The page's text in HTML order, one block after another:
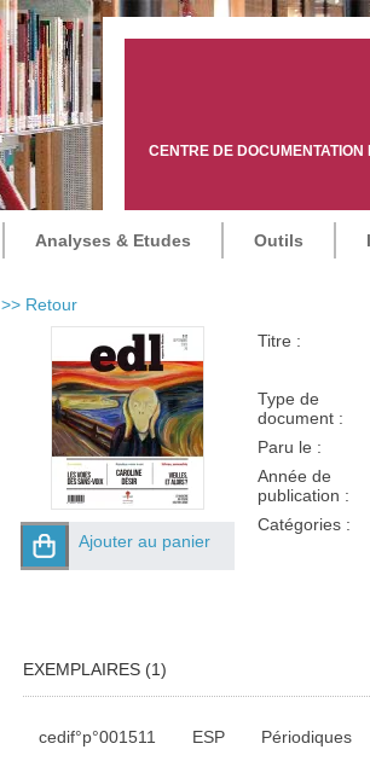
CENTRE DE
Analyses & Etudes Outils
>> Retour
Ajouter au panier
Titre :
Type de
document :
Paru le :
Année de
publication :
Catégories :
EXEMPLAIRES (1)
cedif°p°001511
ESP Périodiques